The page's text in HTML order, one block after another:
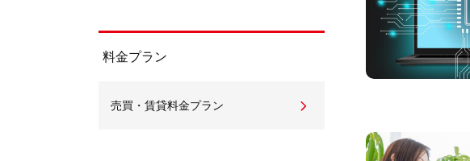
料金プラン
売買・賃貸料金プラン